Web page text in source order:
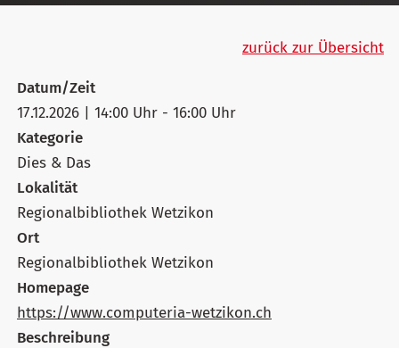
zurück zur Übersicht
Datum/Zeit
17.12.2026 | 14:00 Uhr - 16:00 Uhr
Kategorie
Dies & Das
Lokalität
Regionalbibliothek Wetzikon
Ort
Regionalbibliothek Wetzikon
Homepage
https://www.computeria-wetzikon.ch
Beschreibung